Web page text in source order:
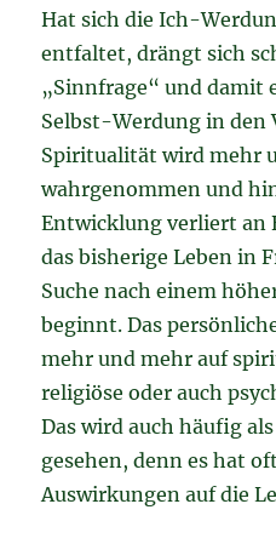
Hat sich die Ich-
entfaltet, drängt sich
„Sinnfrage“ und damit
Selbst-Werdung in den
Spiritualität wird mehr
wahrgenommen und
Entwicklung verliert an
das bisherige Leben in
Suche nach einem
beginnt. Das
mehr und mehr auf
religiöse oder auch
Das wird auch häufig
gesehen, denn es hat
Auswirkungen auf die